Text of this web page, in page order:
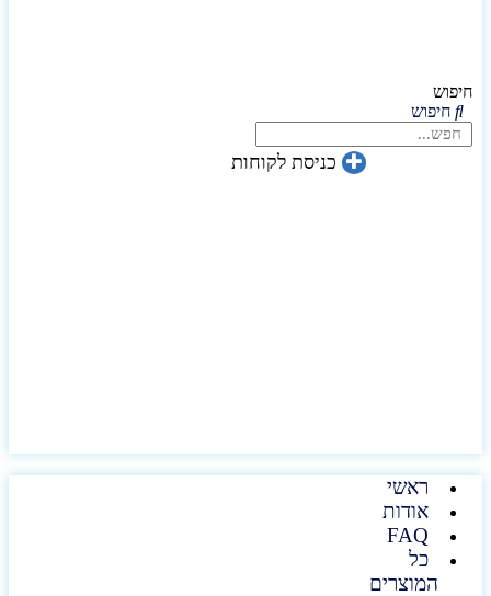
חיפוש
חיפוש
כניסת לקוחות
ראשי
אודות
FAQ
כל
המוצרים